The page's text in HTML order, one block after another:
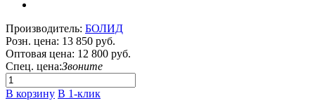
Производитель: БОЛИД
Розн. цена: 13 850 руб.
Оптовая цена: 12 800 руб.
Спец. цена:Звоните
В корзину В 1-клик